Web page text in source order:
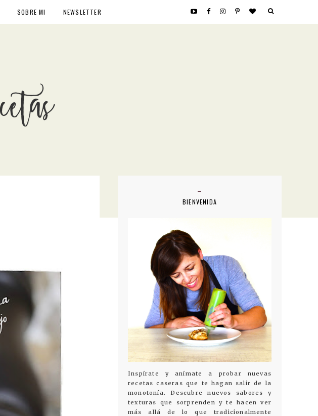
SOBRE MI NEWSLETTER
BIENVENIDA
Inspírate y anímate a probar nuevas
recetas caseras que te hagan salir de la
monotonía. Descubre nuevos sabores y
texturas que sorprenden y te hacen ver
más allá de lo que tradicionalmente